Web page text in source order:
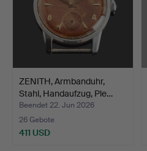
ZENITH, Armbanduhr,
Stahl, Handaufzug, Ple…
Beendet 22. Jun 2026
26 Gebote
411 USD